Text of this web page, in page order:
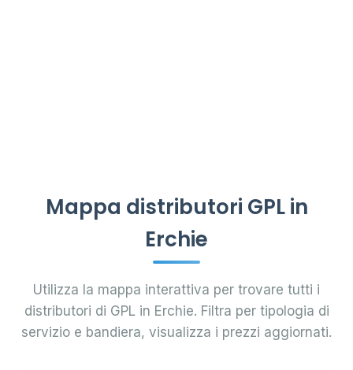
Mappa distributori GPL in
Erchie
Utilizza la mappa interattiva per trovare tutti i
distributori di GPL in Erchie. Filtra per tipologia di
servizio e bandiera, visualizza i prezzi aggiornati.